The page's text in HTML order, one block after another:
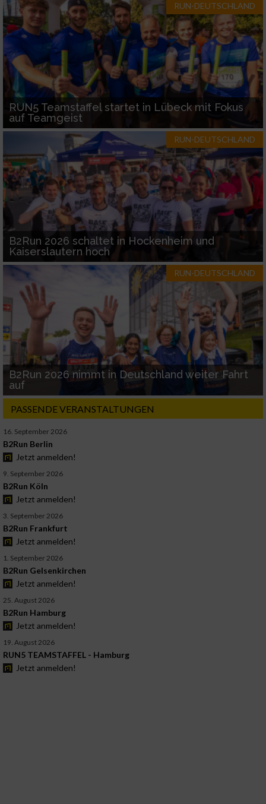
RUN-DEUTSCHLAND
RUN5 Teamstaffel startet in Lübeck mit Fokus
auf Teamgeist
RUN-DEUTSCHLAND
B2Run 2026 schaltet in Hockenheim und
Kaiserslautern hoch
RUN-DEUTSCHLAND
B2Run 2026 nimmt in Deutschland weiter Fahrt
auf
PASSENDE VERANSTALTUNGEN
16. September 2026
B2Run Berlin
Jetzt anmelden!
9. September 2026
B2Run Köln
Jetzt anmelden!
3. September 2026
B2Run Frankfurt
Jetzt anmelden!
1. September 2026
B2Run Gelsenkirchen
Jetzt anmelden!
25. August 2026
B2Run Hamburg
Jetzt anmelden!
19. August 2026
RUN5 TEAMSTAFFEL - Hamburg
Jetzt anmelden!